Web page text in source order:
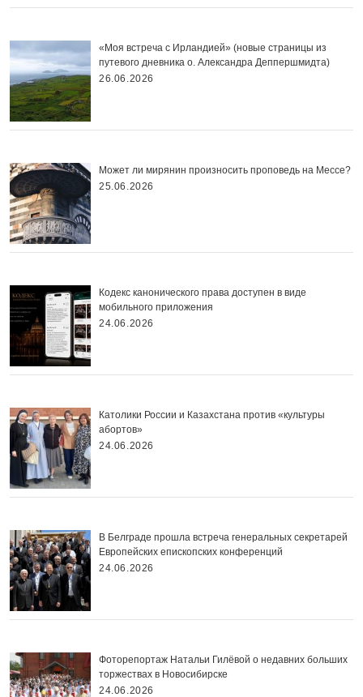
«Моя встреча с Ирландией» (новые страницы из
путевого дневника о. Александра Деппершмидта)
26.06.2026
Может ли мирянин произносить проповедь на Мессе?
25.06.2026
Кодекс канонического права доступен в виде
мобильного приложения
24.06.2026
Католики России и Казахстана против «культуры
абортов»
24.06.2026
В Белграде прошла встреча генеральных секретарей
Европейских епископских конференций
24.06.2026
Фоторепортаж Натальи Гилёвой о недавних больших
торжествах в Новосибирске
24.06.2026